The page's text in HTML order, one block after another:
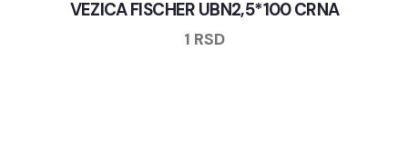
VEZICA FISCHER UBN2,5*100 CRNA
1 RSD